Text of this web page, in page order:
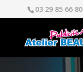
03 29 85 66 80